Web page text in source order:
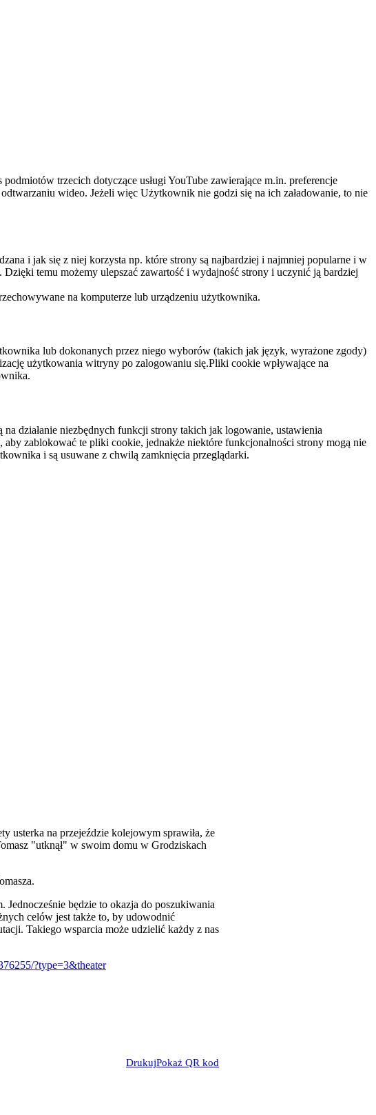
trzecich dotyczące usługi YouTube zawierające m.in. preferencje
wideo. Jeżeli więc Użytkownik nie godzi się na ich załadowanie, to nie
i jak się z niej korzysta np. które strony są najbardziej i najmniej popularne i w
temu możemy ulepszać zawartość i wydajność strony i uczynić ją bardziej
na komputerze lub urządzeniu użytkownika.
lub dokonanych przez niego wyborów (takich jak język, wyrażone zgody)
użytkowania witryny po zalogowaniu się.Pliki cookie wpływające na
działanie niezbędnych funkcji strony takich jak logowanie, ustawienia
zablokować te pliki cookie, jednakże niektóre funkcjonalności strony mogą nie
i są usuwane z chwilą zamknięcia przeglądarki.
usterka na przejeździe kolejowym sprawiła, że
"utknął" w swoim domu w Grodziskach
Jednocześnie będzie to okazja do poszukiwania
celów jest także to, by udowodnić
Takiego wsparcia może udzielić każdy z nas
?type=3&theater
DrukujPokaż QR kod